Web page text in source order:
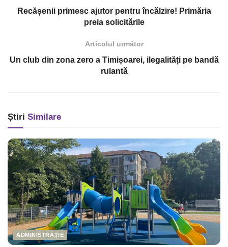
Recășenii primesc ajutor pentru încălzire! Primăria
preia solicitările
Articolul următor
Un club din zona zero a Timișoarei, ilegalități pe bandă
rulantă
Știri Similare
ADMINISTRAȚIE